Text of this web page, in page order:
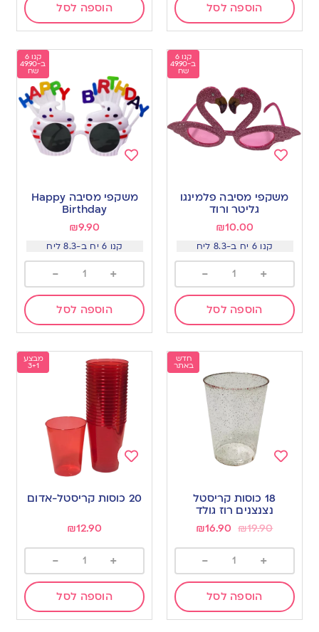
הוספה לסל הוספה לסל
קנו 6
ב-49.90
שח
to
wishlist
משקפי מסיבה פלמינגו
גליטר ורוד
₪10.00
קנו 6 יח ב-8.3 ליח
+
-
הוספה לסל
קנו 6
ב-49.90
שח
to
wishlist
משקפי מסיבה Happy
Birthday
₪9.90
קנו 6 יח ב-8.3 ליח
+
-
הוספה לסל
חדש
באתר
wishlist
18 כוסות קריסטל
נצנצנים רוז גולד
₪19.90
₪16.90
+
-
הוספה לסל
מבצע
3+1
to
20 כוסות קריסטל-אדום
₪12.90
+
-
הוספה לסל